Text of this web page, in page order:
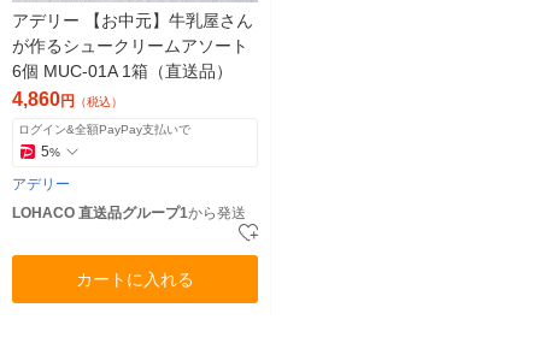
アデリー 【お中元】牛乳屋さん
が作るシュークリームアソート
6個 MUC-01A 1箱（直送品）
4,860円 （税込）
ログイン&全額PayPay支払いで
5%
アデリー
LOHACO 直送品グループ1から発送
カートに入れる